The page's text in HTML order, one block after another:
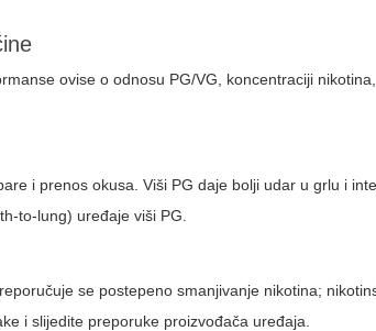
ovise o odnosu PG/VG, koncentraciji
i prenos okusa. Viši PG daje bolji udar u grlu i
to-lung) uređaje viši PG.
se postepeno smanjivanje nikotina;
i slijedite preporuke proizvođača uređaja.